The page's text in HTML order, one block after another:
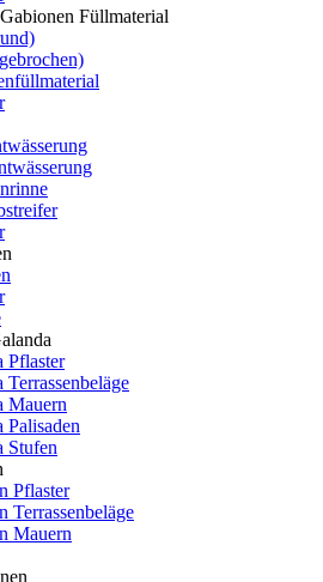
Füllmaterial
Pflaster
Terrassenbeläge
Mauern
Palisaden
Stufen
Pflaster
Terrassenbeläge
Mauern